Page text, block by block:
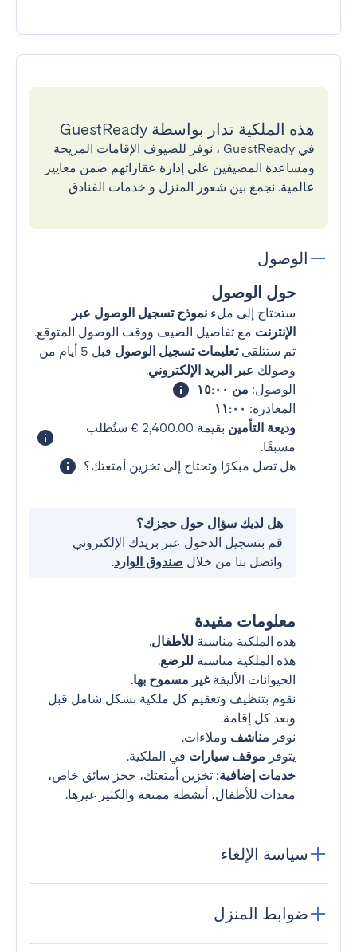
هذه الملكية تدار بواسطة GuestReady
في GuestReady ، نوفر للضيوف الإقامات المريحة
ومساعدة المضيفين على إدارة عقاراتهم ضمن معايير
عالمية. نجمع بين شعور المنزل و خدمات الفنادق
الوصول
حول الوصول
ستحتاج إلى ملء نموذج تسجيل الوصول عبر
الإنترنت مع تفاصيل الضيف ووقت الوصول المتوقع.
ثم ستتلقىتعليمات تسجيل الوصول
قبل 5 أيام من
وصولك عبر البريد الإلكتروني.
الوصول: من ١٥:٠٠
المغادرة: ١١:٠٠
وديعة التأمين
بقيمة ‏2,400.00 € ستُطلب
مسبقًا.
هل تصل مبكرًا وتحتاج إلى تخزين أمتعتك؟
هل لديك سؤال حول حجزك؟
قم بتسجيل الدخول عبر بريدك الإلكتروني
واتصل بنا من خلال صندوق الوارد.
معلومات مفيدة
هذه الملكية مناسبة للأطفال.
هذه الملكية مناسبة للرضع.
الحيوانات الأليفةغير مسموح بها.
نقوم بتنظيف وتعقيم كل ملكية بشكل شامل قبل
وبعد كل إقامة.
نوفر مناشف وملاءات.
يتوفر موقف سيارات في الملكية.
خدمات إضافية: تخزين أمتعتك، حجز سائق خاص،
معدات للأطفال، أنشطة ممتعة والكثير غيرها.
سياسة الإلغاء
ضوابط المنزل